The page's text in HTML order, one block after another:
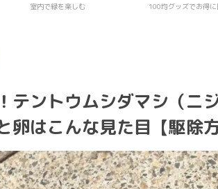
室内で緑を楽しむ 100均グッズでお得
テントウムシダマシ（ニ
卵はこんな見た目【駆除方